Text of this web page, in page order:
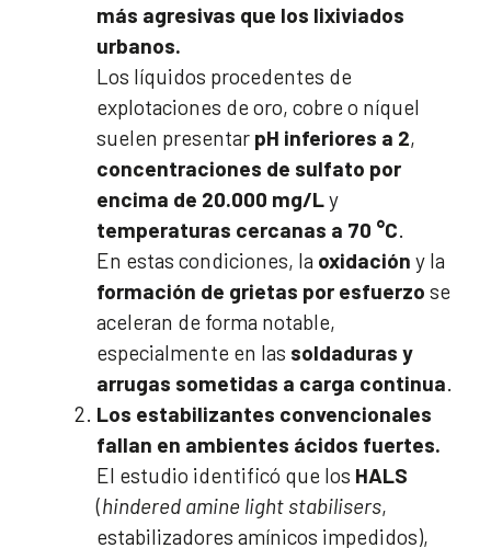
más agresivas que los lixiviados
urbanos.
Los líquidos procedentes de
explotaciones de oro, cobre o níquel
suelen presentar pH inferiores a 2,
concentraciones de sulfato por
encima de 20.000 mg/Ly
temperaturas cercanas a 70 °C.
En estas condiciones, la oxidación y la
formación de grietas por esfuerzo se
aceleran de forma notable,
especialmente en las soldaduras y
arrugas sometidas a carga continua.
Los estabilizantes convencionales
fallan en ambientes ácidos fuertes.
El estudio identificó que los HALS
(hindered amine light stabilisers,
estabilizadores amínicos impedidos),